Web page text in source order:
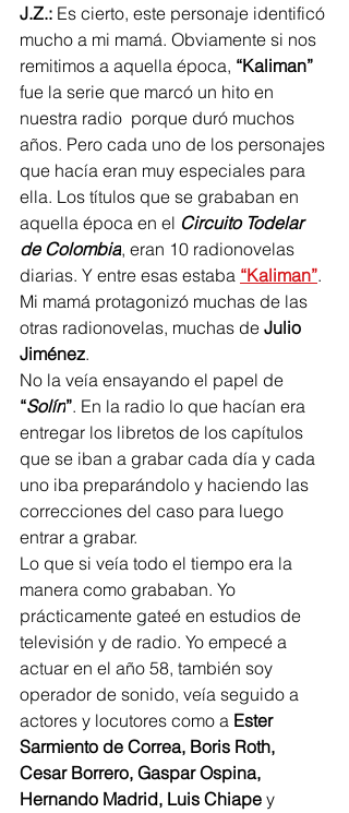
J.Z.: Es cierto, este personaje identificó
mucho a mi mamá. Obviamente si nos
remitimos a aquella época, “Kaliman”
fue la serie que marcó un hito en
nuestra radio  porque duró muchos
años. Pero cada uno de los personajes
que hacía eran muy especiales para
ella. Los títulos que se grababan en
aquella época en el Circuito Todelar
de Colombia, eran 10 radionovelas
diarias. Y entre esas estaba “Kaliman”.
Mi mamá protagonizó muchas de las
otras radionovelas, muchas de Julio
Jiménez.
No la veía ensayando el papel de
“Solín”. En la radio lo que hacían era
entregar los libretos de los capítulos
que se iban a grabar cada día y cada
uno iba preparándolo y haciendo las
correcciones del caso para luego
entrar a grabar.
Lo que si veía todo el tiempo era la
manera como grababan. Yo
prácticamente gateé en estudios de
televisión y de radio. Yo empecé a
actuar en el año 58, también soy
operador de sonido, veía seguido a
actores y locutores como a Ester
Sarmiento de Correa, Boris Roth,
Cesar Borrero, Gaspar Ospina,
Hernando Madrid, Luis Chiape y